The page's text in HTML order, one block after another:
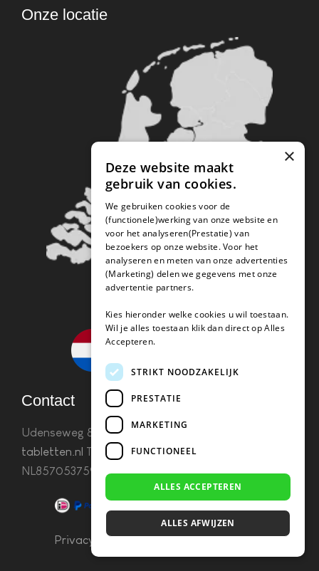
Onze locatie
Contact
Udenseweg 8B 5405 PA Udeninfo(@)koffie-
tabletten.nl Tel. 085 782 5578KvK 67529623 Btw:
NL857053759B01
Privacy & Cookies–Algemene Voorwaarden
×
Deze website maakt
gebruik van cookies.
We gebruiken cookies voor de
(functionele)werking van onze website en
voor het analyseren(Prestatie) van
bezoekers op onze website. Voor het
analyseren en meten van onze advertenties
(Marketing) delen we gegevens met onze
advertentie partners.
Kies hieronder welke cookies u wil toestaan.
Wil je alles toestaan klik dan direct op Alles
Accepteren.
STRIKT NOODZAKELIJK
PRESTATIE
MARKETING
FUNCTIONEEL
ALLES ACCEPTEREN
ALLES AFWIJZEN